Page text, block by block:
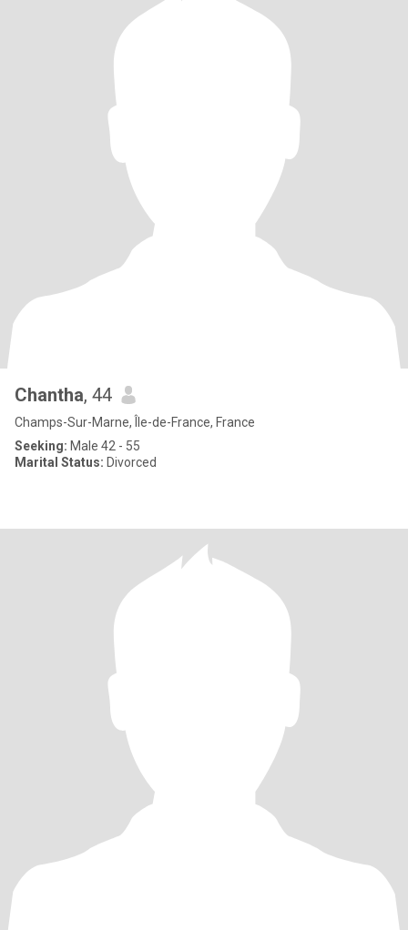
Chantha, 44
Champs-Sur-Marne, Île-de-France, France
Seeking: Male 42 - 55
Marital Status: Divorced